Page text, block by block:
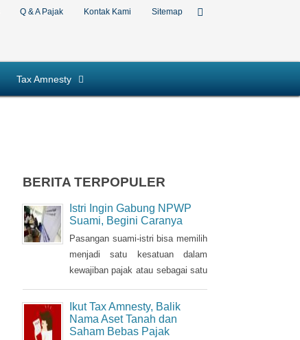
Q & A Pajak Kontak Kami Sitemap
Tax Amnesty
BERITA TERPOPULER
Istri Ingin Gabung NPWP
Suami, Begini Caranya
Pasangan suami-istri bisa memilih
menjadi satu kesatuan dalam
kewajiban pajak atau sebagai satu
(NPWP). Bila sebelumnya istri
sudah memiliki NPWP, maka
harus dihapuskan dan dialihkan ke
Ikut Tax Amnesty, Balik
Nama Aset Tanah dan
Saham Bebas Pajak